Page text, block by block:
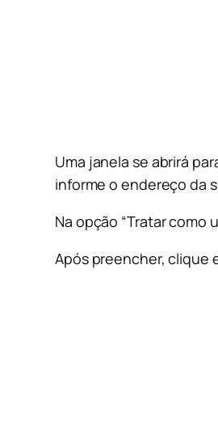
Uma janela se abrirá
informe o endereço da
Na opção “Tratar como
Após preencher, clique